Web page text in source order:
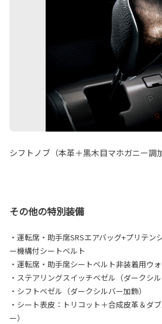
シフトノブ（本革＋黒木目マホガニー調加
その他の特別装備
・運転席・助手席SRSエアバッグ+プリテン
ー機構付シートベルト
・運転席・助手席シートベルト非装着用ウ
・ステアリングスイッチベゼル（ダークシル
・シフトベゼル（ダークシルバー加飾）
・シート表皮：トリコット＋合成皮革＆ダ
ー）